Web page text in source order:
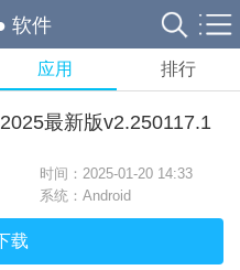
软件
应用 排行
最新版v2.250117.1
时间：2025-01-20 14:33
系统：Android
载